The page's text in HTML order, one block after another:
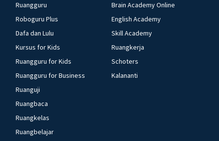
Ruangguru
Roboguru Plus
Dafa dan Lulu
Kursus for Kids
Ruangguru for Kids
Ruangguru for Business
Ruanguji
Ruangbaca
Ruangkelas
Ruangbelajar
Brain Academy Online
English Academy
Skill Academy
Ruangkerja
Schoters
Kalananti